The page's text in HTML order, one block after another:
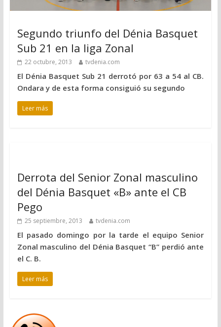
Segundo triunfo del Dénia Basquet
Sub 21 en la liga Zonal
22 octubre, 2013 tvdenia.com
El Dénia Basquet Sub 21 derrotó por 63 a 54 al CB.
Ondara y de esta forma consiguió su segundo
Leer más
Derrota del Senior Zonal masculino
del Dénia Basquet «B» ante el CB
Pego
25 septiembre, 2013 tvdenia.com
El pasado domingo por la tarde el equipo Senior
Zonal masculino del Dénia Basquet “B” perdió ante
el C. B.
Leer más